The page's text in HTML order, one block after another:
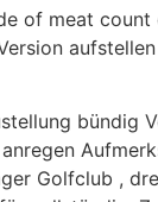
of meat count
bündig
Golfclub ,